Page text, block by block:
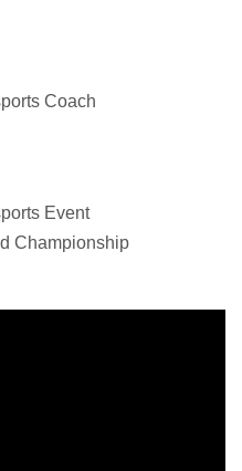
Coach
Event
Championship